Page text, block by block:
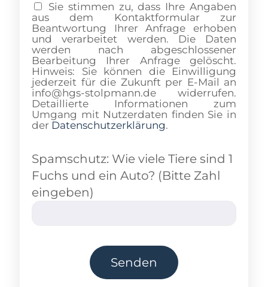
Sie stimmen zu, dass Ihre Angaben
aus dem Kontaktformular zur
Beantwortung Ihrer Anfrage erhoben
und verarbeitet werden. Die Daten
werden nach abgeschlossener
Bearbeitung Ihrer Anfrage gelöscht.
Hinweis: Sie können die Einwilligung
jederzeit für die Zukunft per E-Mail an
info@hgs-stolpmann.de widerrufen.
Detaillierte Informationen zum
Umgang mit Nutzerdaten finden Sie in
der Datenschutzerklärung.
Spamschutz: Wie viele Tiere sind 1
Fuchs und ein Auto? (Bitte Zahl
eingeben)